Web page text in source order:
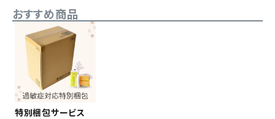
おすすめ商品
特別梱包サービス